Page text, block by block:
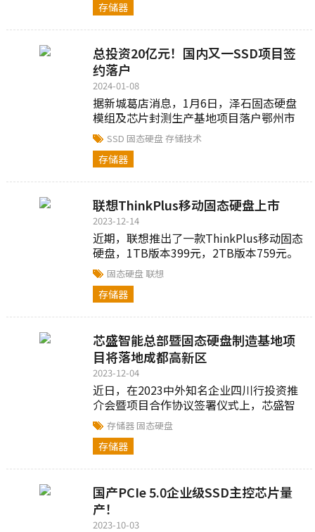
存储器
总投资20亿元！国内又一SSD项目签
约落户
2024-01-08
据新城葛店消息，1月6日，泽石固态硬盘
模组及芯片封测生产基地项目落户鄂州市
葛店经济技术开发区，总投资20亿元,,,
SSD 固态硬盘 存储技术
存储器
联想ThinkPlus移动固态硬盘上市
2023-12-14
近期，联想推出了一款ThinkPlus移动固态
硬盘，1TB版本399元，2TB版本759元。
据悉，这款硬盘采用了铝合金材质、全
CNC工艺...
固态硬盘 联想
存储器
芯盛智能总部暨固态硬盘制造基地项
目将落地成都高新区
2023-12-04
近日，在2023中外知名企业四川行投资推
介会暨项目合作协议签署仪式上，芯盛智
能与成都高新区成功签约，芯盛智能总部
暨固态硬盘制造基地项目...
存储器 固态硬盘
存储器
国产PCIe 5.0企业级SSD主控芯片量
产！
2023-10-03